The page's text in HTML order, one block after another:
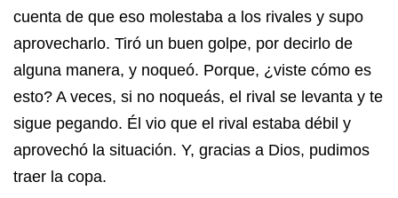
cuenta de que eso molestaba a los rivales y supo
aprovecharlo. Tiró un buen golpe, por decirlo de
alguna manera, y noqueó. Porque, ¿viste cómo es
esto? A veces, si no noqueás, el rival se levanta y te
sigue pegando. Él vio que el rival estaba débil y
aprovechó la situación. Y, gracias a Dios, pudimos
traer la copa.